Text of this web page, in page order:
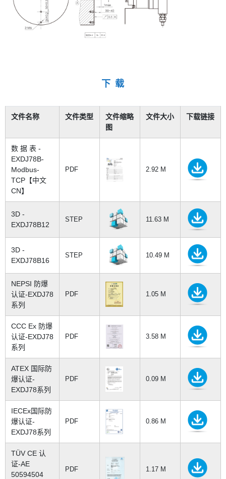
下 载
文件名称 文件类型
文件缩略
图
文件大小 下载链接
数 据 表 -
EXDJ78B-
Modbus-
TCP【中文
CN】
PDF 2.92 M
3D -
EXDJ78B12
STEP 11.63 M
3D -
EXDJ78B16
STEP 10.49 M
NEPSI 防爆
认证-EXDJ78
系列
PDF 1.05 M
CCC Ex 防爆
认证-EXDJ78
系列
PDF 3.58 M
ATEX 国际防
爆认证-
EXDJ78系列
PDF 0.09 M
IECEx国际防
爆认证-
EXDJ78系列
PDF 0.86 M
TÜV CE 认
证-AE
50594504
PDF 1.17 M